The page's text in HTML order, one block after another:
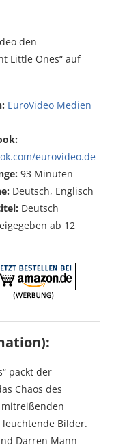
den
Little Ones“ auf
EuroVideo Medien
eurovideo.de
93 Minuten
Deutsch, Englisch
Deutsch
ab 12
packt der
Chaos des
Bilder.
Darren Mann